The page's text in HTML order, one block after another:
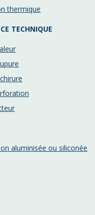
thermique
TECHNIQUE
aluminisée ou siliconée